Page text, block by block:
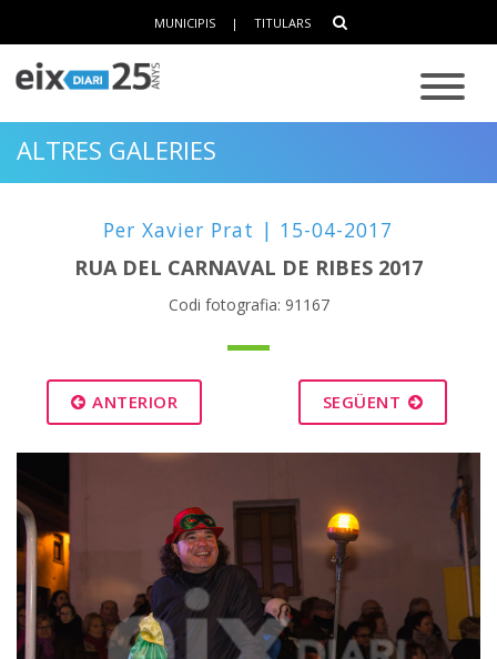
MUNICIPIS | TITULARS
ALTRES GALERIES
Per Xavier Prat | 15-04-2017
RUA DEL CARNAVAL DE RIBES 2017
Codi fotografia: 91167
ANTERIOR SEGÜENT